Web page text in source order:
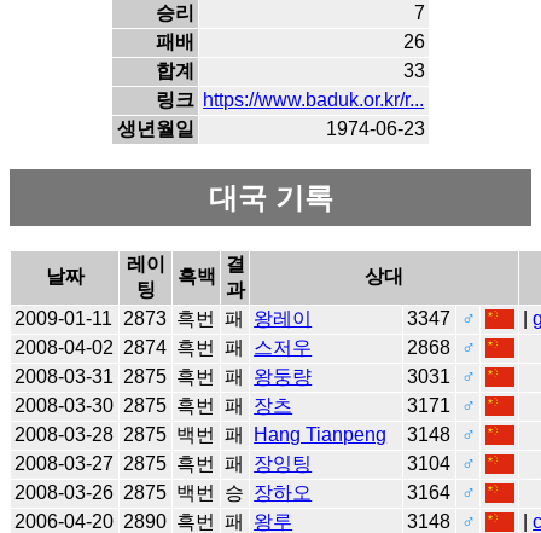
승리
7
패배
26
합계
33
링크 https://www.baduk.or.kr/r...
생년월일
1974-06-23
대국 기록
날짜
레이
팅
흑백
결
과
상대
2009-01-11 2873 흑번 패 왕레이 3347 ♂ |
2008-04-02 2874 흑번 패 스저우 2868
♂
2008-03-31 2875 흑번 패 왕둥량 3031
♂
2008-03-30 2875 흑번 패 장츠 3171
♂
2008-03-28 2875 백번 패 Hang Tianpeng 3148
♂
2008-03-27 2875 흑번 패 장잉팅 3104
♂
2008-03-26 2875 백번 승 장하오 3164
♂
2006-04-20 2890 흑번 패 왕루 3148 ♂ |